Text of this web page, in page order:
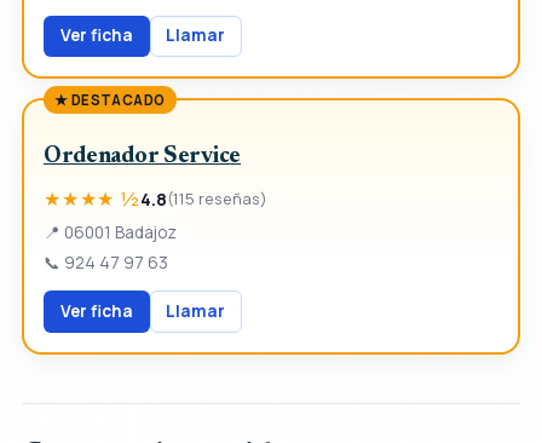
Ver ficha Llamar
★ DESTACADO
Ordenador Service
★★★★ ½4.8(115 reseñas)
📍 06001 Badajoz
📞 924 47 97 63
Ver ficha Llamar